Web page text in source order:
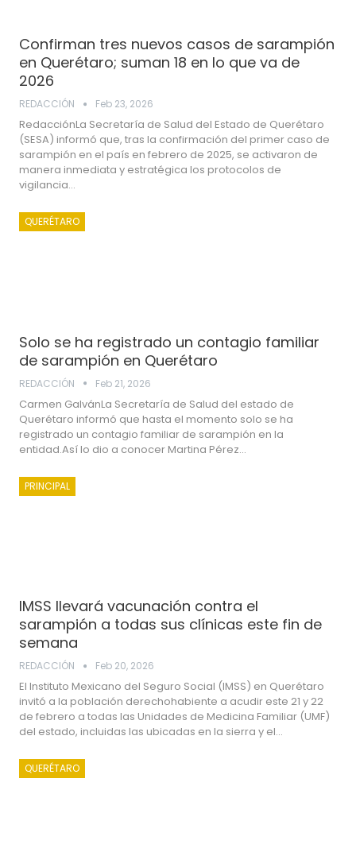
Confirman tres nuevos casos de sarampión
en Querétaro; suman 18 en lo que va de
2026
REDACCIÓN Feb 23, 2026
RedacciónLa Secretaría de Salud del Estado de Querétaro
(SESA) informó que, tras la confirmación del primer caso de
sarampión en el país en febrero de 2025, se activaron de
manera inmediata y estratégica los protocolos de
vigilancia…
QUERÉTARO
Solo se ha registrado un contagio familiar
de sarampión en Querétaro
REDACCIÓN Feb 21, 2026
Carmen GalvánLa Secretaría de Salud del estado de
Querétaro informó que hasta el momento solo se ha
registrado un contagio familiar de sarampión en la
entidad.Así lo dio a conocer Martina Pérez…
PRINCIPAL
IMSS llevará vacunación contra el
sarampión a todas sus clínicas este fin de
semana
REDACCIÓN Feb 20, 2026
El Instituto Mexicano del Seguro Social (IMSS) en Querétaro
invitó a la población derechohabiente a acudir este 21 y 22
de febrero a todas las Unidades de Medicina Familiar (UMF)
del estado, incluidas las ubicadas en la sierra y el…
QUERÉTARO